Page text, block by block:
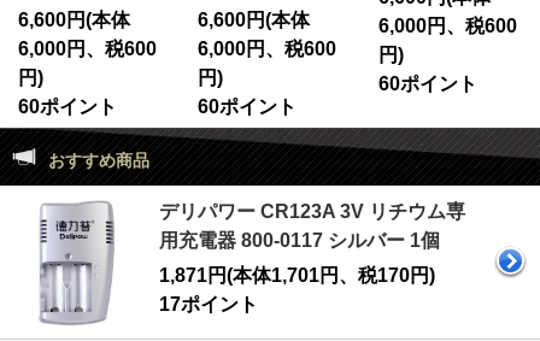
6,600円(本体
6,000円、税600
円)
60ポイント
6,000円、税600
円)
60ポイント
5,800円、税580
円)
58ポイント
おすすめ商品
デリパワー CR123A 3V リチウム専
用充電器 800-0117 シルバー 1個
1,871円(本体1,701円、税170円)
17ポイント